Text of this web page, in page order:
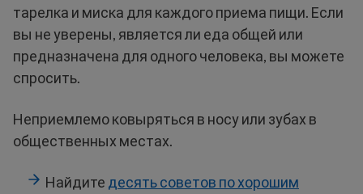
тарелка и миска для каждого приема пищи. Если
вы не уверены, является ли еда общей или
предназначена для одного человека, вы можете
спросить.
Неприемлемо ковыряться в носу или зубах в
общественных местах.
Найдите десять советов по хорошим